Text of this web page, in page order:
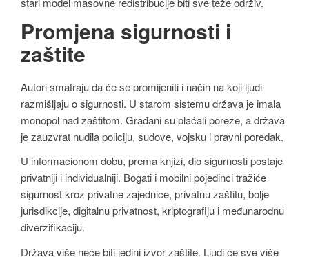
Promjena sigurnosti i
zaštite
Autori smatraju da će se promijeniti i način na koji ljudi
razmišljaju o sigurnosti. U starom sistemu država je imala
monopol nad zaštitom. Građani su plaćali poreze, a država
je zauzvrat nudila policiju, sudove, vojsku i pravni poredak.
U informacionom dobu, prema knjizi, dio sigurnosti postaje
privatniji i individualniji. Bogati i mobilni pojedinci tražiće
sigurnost kroz privatne zajednice, privatnu zaštitu, bolje
jurisdikcije, digitalnu privatnost, kriptografiju i međunarodnu
diverzifikaciju.
Država više neće biti jedini izvor zaštite. Ljudi će sve više